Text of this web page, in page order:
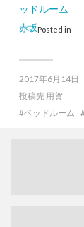
ッドルーム
Posted in
赤坂
2017年6月14日
投稿先 用賀
ベッドルーム